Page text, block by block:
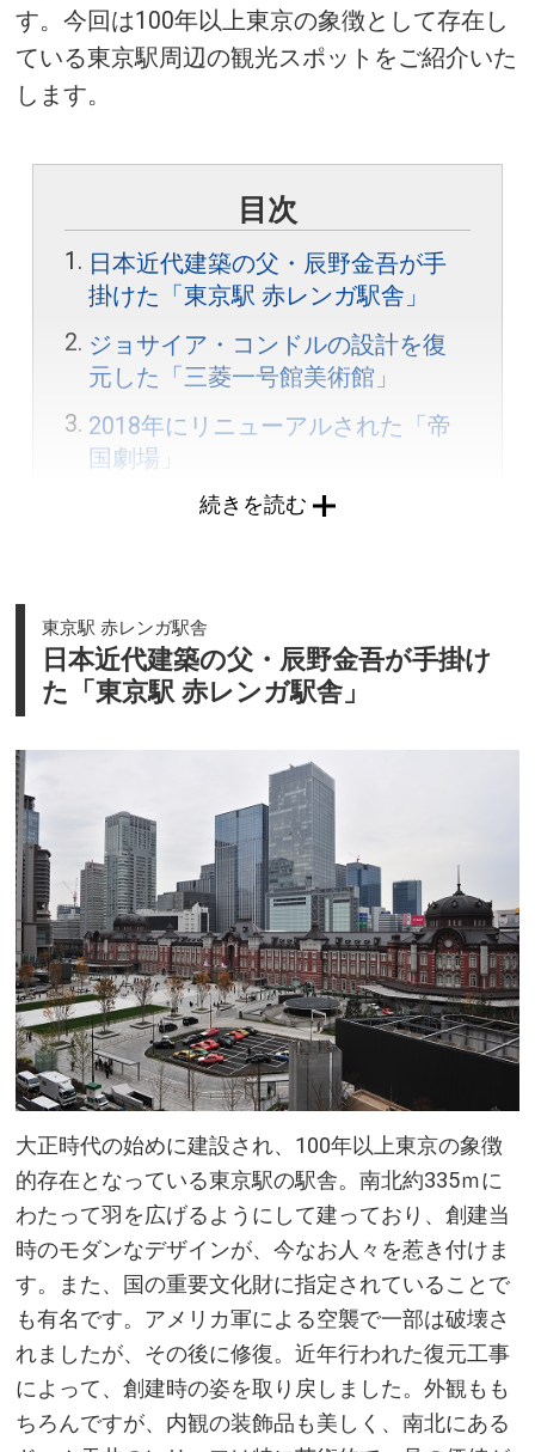
す。今回は100年以上東京の象徴として存在し
ている東京駅周辺の観光スポットをご紹介いた
します。
目次
日本近代建築の父・辰野金吾が手
掛けた「東京駅 赤レンガ駅舎」
ジョサイア・コンドルの設計を復
元した「三菱一号館美術館」
2018年にリニューアルされた「帝
国劇場」
待ち合わせの象徴としてお客さま
ＩＴＴＥ」
東京駅前に蘇りし驚異の部屋「イ
ンターメディアテク」
東京駅舎を一望できる都会の象徴
的存在「新丸ビル」
オフィス街の中に存在する都会の
オアシス「和田倉噴水公園」
洗練された都市の象徴であるメイ
ンストリート「丸の内仲通り」
日本を代表するお土産・グルメ・
キャラクター雑貨が揃う「東京駅
一番街」
駅の中にあるレンガの壁が特徴の
美術館「東京ステーションギャラ
リー」
エレガントな内装が特徴的な「東
京ステーションホテル」
続きを読む
東京駅 赤レンガ駅舎
日本近代建築の父・辰野金吾が手掛け
た「東京駅 赤レンガ駅舎」
大正時代の始めに建設され、100年以上東京の象徴
的存在となっている東京駅の駅舎。南北約335ｍに
わたって羽を広げるようにして建っており、創建当
時のモダンなデザインが、今なお人々を惹き付けま
す。また、国の重要文化財に指定されていることで
も有名です。アメリカ軍による空襲で一部は破壊さ
れましたが、その後に修復。近年行われた復元工事
によって、創建時の姿を取り戻しました。外観もも
ちろんですが、内観の装飾品も美しく、南北にある